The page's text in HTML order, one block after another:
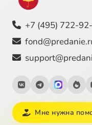
+7 (495) 722-
Мне нужна